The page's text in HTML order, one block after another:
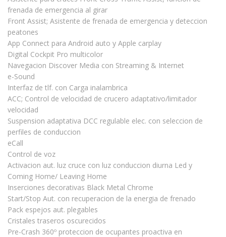
frenada de emergencia al girar
Front Assist; Asistente de frenada de emergencia y deteccion
peatones
App Connect para Android auto y Apple carplay
Digital Cockpit Pro multicolor
Navegacion Discover Media con Streaming & Internet
e-Sound
Interfaz de tlf. con Carga inalambrica
ACC; Control de velocidad de crucero adaptativo/limitador
velocidad
Suspension adaptativa DCC regulable elec. con seleccion de
perfiles de conduccion
eCall
Control de voz
Activacion aut. luz cruce con luz conduccion diurna Led y
Coming Home/ Leaving Home
Inserciones decorativas Black Metal Chrome
Start/Stop Aut. con recuperacion de la energia de frenado
Pack espejos aut. plegables
Cristales traseros oscurecidos
Pre-Crash 360º proteccion de ocupantes proactiva en